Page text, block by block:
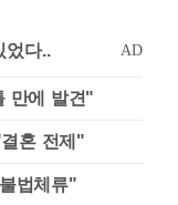
만에 발견"
혼 전제"
법체류"